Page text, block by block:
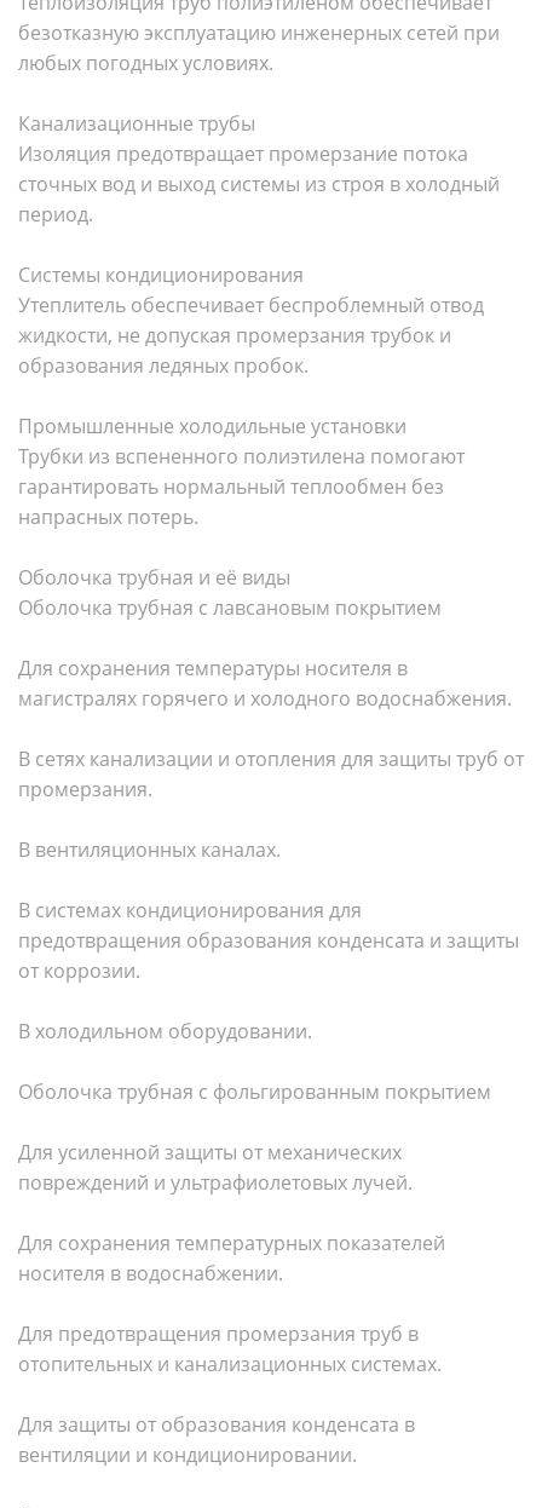
безотказную эксплуатацию инженерных сетей при
любых погодных условиях.
Канализационные трубы
Изоляция предотвращает промерзание потока
сточных вод и выход системы из строя в холодный
период.
Системы кондиционирования
Утеплитель обеспечивает беспроблемный отвод
жидкости, не допуская промерзания трубок и
образования ледяных пробок.
Промышленные холодильные установки
Трубки из вспененного полиэтилена помогают
гарантировать нормальный теплообмен без
напрасных потерь.
Оболочка трубная и её виды
Оболочка трубная с лавсановым покрытием
Для сохранения температуры носителя в
магистралях горячего и холодного водоснабжения.
В сетях канализации и отопления для защиты труб от
промерзания.
В вентиляционных каналах.
В системах кондиционирования для
предотвращения образования конденсата и защиты
от коррозии.
В холодильном оборудовании.
Оболочка трубная с фольгированным покрытием
Для усиленной защиты от механических
повреждений и ультрафиолетовых лучей.
Для сохранения температурных показателей
носителя в водоснабжении.
Для предотвращения промерзания труб в
отопительных и канализационных системах.
Для защиты от образования конденсата в
вентиляции и кондиционировании.